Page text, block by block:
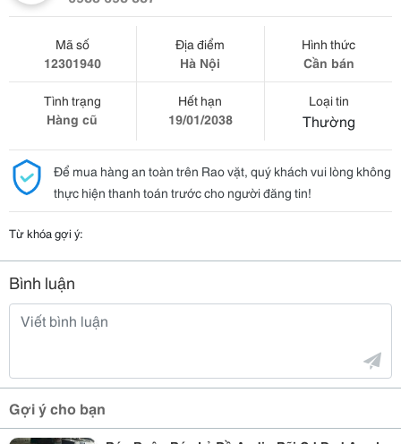
Mã số
12301940
Địa điểm
Hà Nội
Hình thức
Cần bán
Tình trạng
Hàng cũ
Hết hạn
19/01/2038
Loại tin
Thường
Để mua hàng an toàn trên Rao vặt, quý khách vui lòng không
thực hiện thanh toán trước cho người đăng tin!
Từ khóa gợi ý:
Bình luận
Gợi ý cho bạn